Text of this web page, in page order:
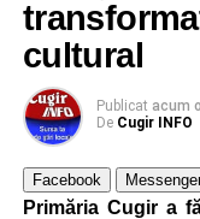
cultural
Publicat acum
De Cugir INFO
Facebook
Primăria Cugir a